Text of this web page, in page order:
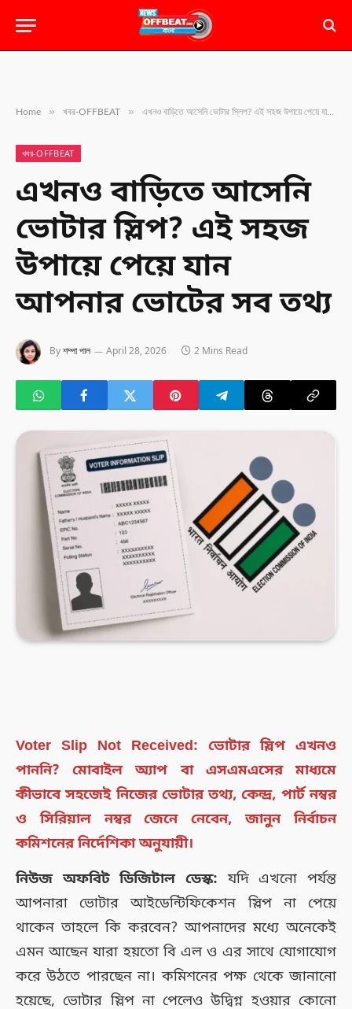
Home » খবর-OFFBEAT » এখনও বাড়িতে আসেনি ভোটার স্লিপ? এই সহজ উপায়ে পেয়ে যান আপনার ভোটের সব তথ্য
খবর-OFFBEAT
এখনও বাড়িতে আসেনি
ভোটার স্লিপ? এই সহজ
উপায়ে পেয়ে যান
আপনার ভোটের সব তথ্য
Byশম্পা পাল April 28, 2026 2 Mins Read
Voter Slip Not Received: ভোটার স্লিপ এখনও
পাননি? মোবাইল অ্যাপ বা এসএমএসের মাধ্যমে
কীভাবে সহজেই নিজের ভোটার তথ্য, কেন্দ্র, পার্ট নম্বর
ও সিরিয়াল নম্বর জেনে নেবেন, জানুন নির্বাচন
কমিশনের নির্দেশিকা অনুযায়ী।
নিউজ অফবিট ডিজিটাল ডেস্ক: যদি এখনো পর্যন্ত
আপনারা ভোটার আইডেন্টিফিকেশন স্লিপ না পেয়ে
থাকেন তাহলে কি করবেন? আপনাদের মধ্যে অনেকেই
এমন আছেন যারা হয়তো বি এল ও এর সাথে যোগাযোগ
করে উঠতে পারছেন না। কমিশনের পক্ষ থেকে জানানো
হয়েছে, ভোটার স্লিপ না পেলেও উদ্বিগ্ন হওয়ার কোনো